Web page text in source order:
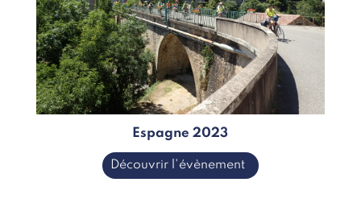
Espagne 2023
Découvrir l'évènement